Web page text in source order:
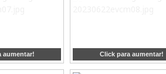
aumentar! Click para aumentar!